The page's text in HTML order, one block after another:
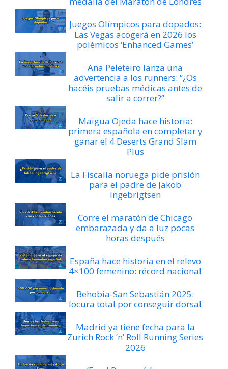
Juegos Olímpicos para dopados:
Las Vegas acogerá en 2026 los
polémicos ‘Enhanced Games’
Ana Peleteiro lanza una
advertencia a los runners: “¿Os
hacéis pruebas médicas antes de
salir a correr?”
Maigua Ojeda hace historia:
primera española en completar y
ganar el 4 Deserts Grand Slam
Plus
La Fiscalía noruega pide prisión
para el padre de Jakob
Ingebrigtsen
Corre el maratón de Chicago
embarazada y da a luz pocas
horas después
España hace historia en el relevo
4×100 femenino: récord nacional
Behobia-San Sebastián 2025:
locura total por conseguir dorsal
Madrid ya tiene fecha para la
Zurich Rock ‘n’ Roll Running Series
2026